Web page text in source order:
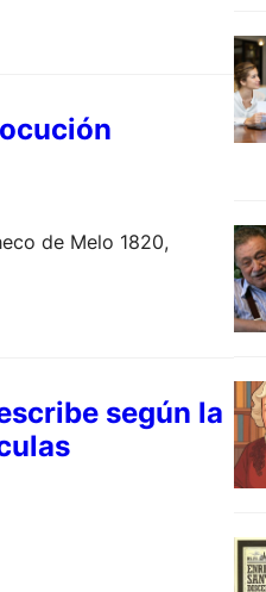
de Melo 1820,
según la